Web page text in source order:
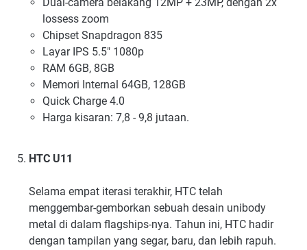
Dual-camera belakang 12MP + 23MP, dengan 2x
lossess zoom
Chipset Snapdragon 835
Layar IPS 5.5" 1080p
RAM 6GB, 8GB
Memori Internal 64GB, 128GB
Quick Charge 4.0
Harga kisaran: 7,8 - 9,8 jutaan.
HTC U11
Selama empat iterasi terakhir, HTC telah
menggembar-gemborkan sebuah desain unibody
metal di dalam flagships-nya. Tahun ini, HTC hadir
dengan tampilan yang segar, baru, dan lebih rapuh.